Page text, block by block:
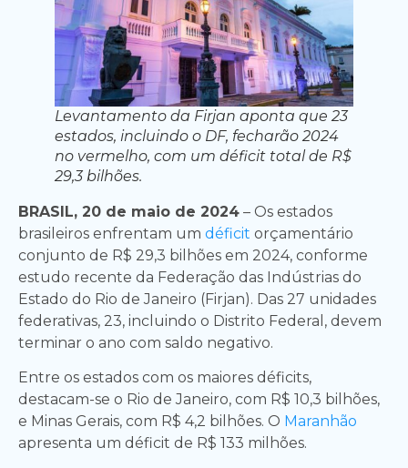
Levantamento da Firjan aponta que 23
estados, incluindo o DF, fecharão 2024
no vermelho, com um déficit total de R$
29,3 bilhões.
BRASIL, 20 de maio de 2024 – Os estados
brasileiros enfrentam um déficit orçamentário
conjunto de R$ 29,3 bilhões em 2024, conforme
estudo recente da Federação das Indústrias do
Estado do Rio de Janeiro (Firjan). Das 27 unidades
federativas, 23, incluindo o Distrito Federal, devem
terminar o ano com saldo negativo.
Entre os estados com os maiores déficits,
destacam-se o Rio de Janeiro, com R$ 10,3 bilhões,
e Minas Gerais, com R$ 4,2 bilhões. O Maranhão
apresenta um déficit de R$ 133 milhões.